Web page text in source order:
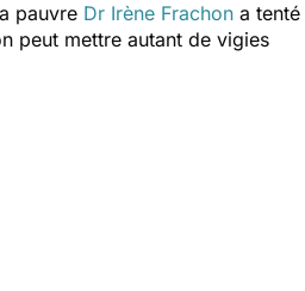
pauvre Dr Irène Frachon a tenté
peut mettre autant de vigies